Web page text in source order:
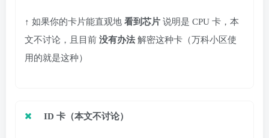
↑ 如果你的卡片能直观地 看到芯片 说明是 CPU 卡，本
文不讨论，且目前 没有办法 解密这种卡（万科小区使
用的就是这种）
ID 卡（本文不讨论）